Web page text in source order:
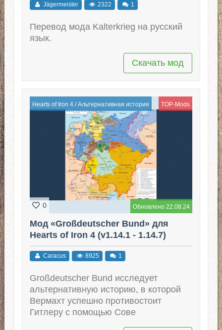
Jägermeister 2322 1
Перевод мода Kalterkrieg на русский
язык.
Скачать мод
Hearts of Iron 4/Альтернативная история TOP-Mods
Обновлено 22.08.24
0
Мод «Großdeutscher Bund» для
Hearts of Iron 4 (v1.14.1 - 1.14.7)
Caracus 8925 1
Großdeutscher Bund исследует
альтернативную историю, в которой
Вермахт успешно противостоит
Гитлеру с помощью Сове